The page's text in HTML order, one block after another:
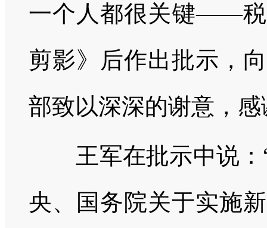
一个人都很关键——税
剪影》后作出批示，
部致以深深的谢意，
王军在批示中说：“
央、国务院关于实施